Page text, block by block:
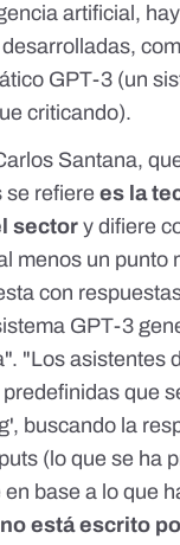
artificial,
GPT-3 (un
criticando).
Santana,
se refiere es la
sector y difiere
menos un punto
con
GPT-3
"Los asistentes
que
buscando la
(lo que se ha
base a lo que
no está escrito